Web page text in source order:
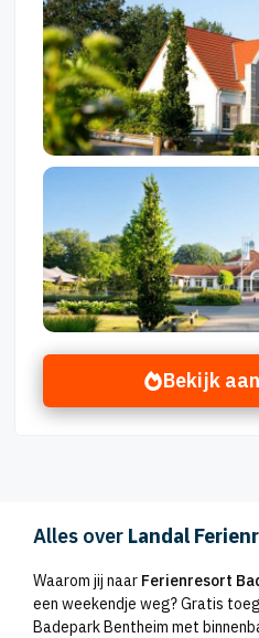
Bekijk
Alles over Landal
Waarom jij naar Ferienresort
een weekendje weg? Gratis
Badepark Bentheim met